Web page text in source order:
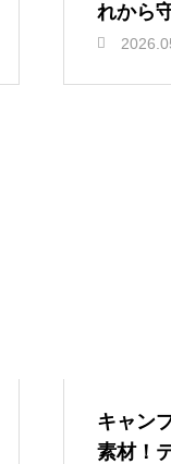
れから
キャン
素材！